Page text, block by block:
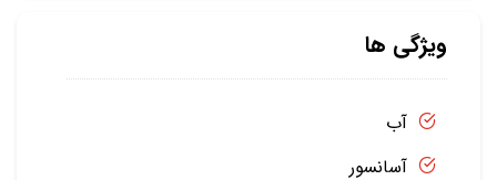
ویژگی ها
آب
آسانسور